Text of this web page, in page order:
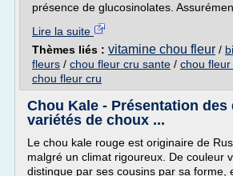
présence de glucosinolates.
Lire la suite
Thèmes liés : vitamine chou fleur /
fleurs / chou fleur cru sante / chou
chou fleur cru
Chou Kale - Présentation
variétés de choux ...
Le chou kale rouge est originaire de
malgré un climat rigoureux. De couleur
distingue par ses cousins par sa forme,